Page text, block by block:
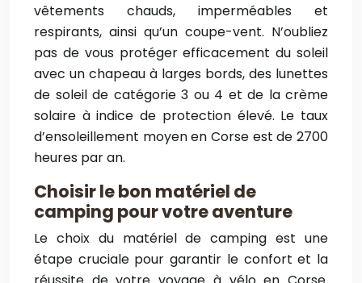
vêtements chauds, imperméables et
respirants, ainsi qu’un coupe-vent. N’oubliez
pas de vous protéger efficacement du soleil
avec un chapeau à larges bords, des lunettes
de soleil de catégorie 3 ou 4 et de la crème
solaire à indice de protection élevé. Le taux
d’ensoleillement moyen en Corse est de 2700
heures par an.
Choisir le bon matériel de
camping pour votre aventure
Le choix du matériel de camping est une
étape cruciale pour garantir le confort et la